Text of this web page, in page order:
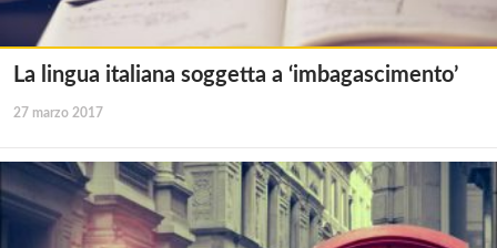
La lingua italiana soggetta a ‘imbagascimento’
27 marzo 2017